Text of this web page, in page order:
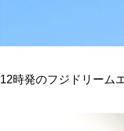
12時発のフジドリーム